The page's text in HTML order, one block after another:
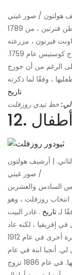
هولتون / صور غيتي
كأول رئيس للولايات المتحدة ، خدم جورج واشنطن فترتين ، من 1789
، توفي في ماونت فيرنون ، مزرعته
في فرجينيا. تزوجت واشنطن من مارثا داندريدج كوستيس عام 1759.
الرغم من أن جورج
، وفقًا لما ذكرته
تاريخ
خط تيدي روزفلت
| أرشيف هولتون
/ صور غيتي
الرئيس السادس والعشرين
انتخاب روزفلت ، وهو
تاريخ . غادر البيت
إفريقيا ، لكنه عاد
لي. أنجبا ابنة في عام
1884 ، وتوفيت أليس بعد وقت قصير من ولادتها. في عام 1886 تزوج